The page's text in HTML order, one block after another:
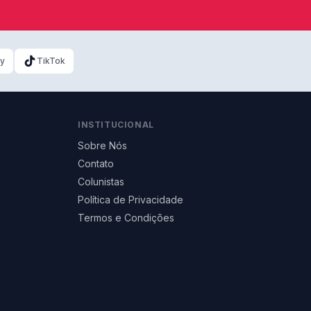
TikTok
INSTITUCIONAL
Sobre Nós
Contato
Colunistas
Política de Privacidade
Termos e Condições